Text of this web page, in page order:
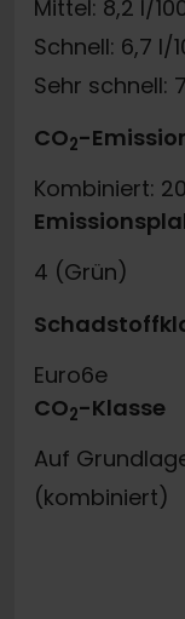
Mittel: 8,2 l/
Schnell: 6,7 l/
Sehr schnell:
CO2-
Kombiniert:
4 (Grün)
Euro6e
CO2-Klasse
Auf
(kombiniert)